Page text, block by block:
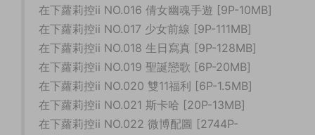
在下蘿莉控ii NO.016 倩女幽魂手遊 [9P-10MB]
在下蘿莉控ii NO.017 少女前線 [9P-111MB]
在下蘿莉控ii NO.018 生日寫真 [9P-128MB]
在下蘿莉控ii NO.019 聖誕戀歌 [6P-20MB]
在下蘿莉控ii NO.020 雙11福利 [6P-1.5MB]
在下蘿莉控ii NO.021 斯卡哈 [20P-13MB]
在下蘿莉控ii NO.022 微博配圖 [2744P-